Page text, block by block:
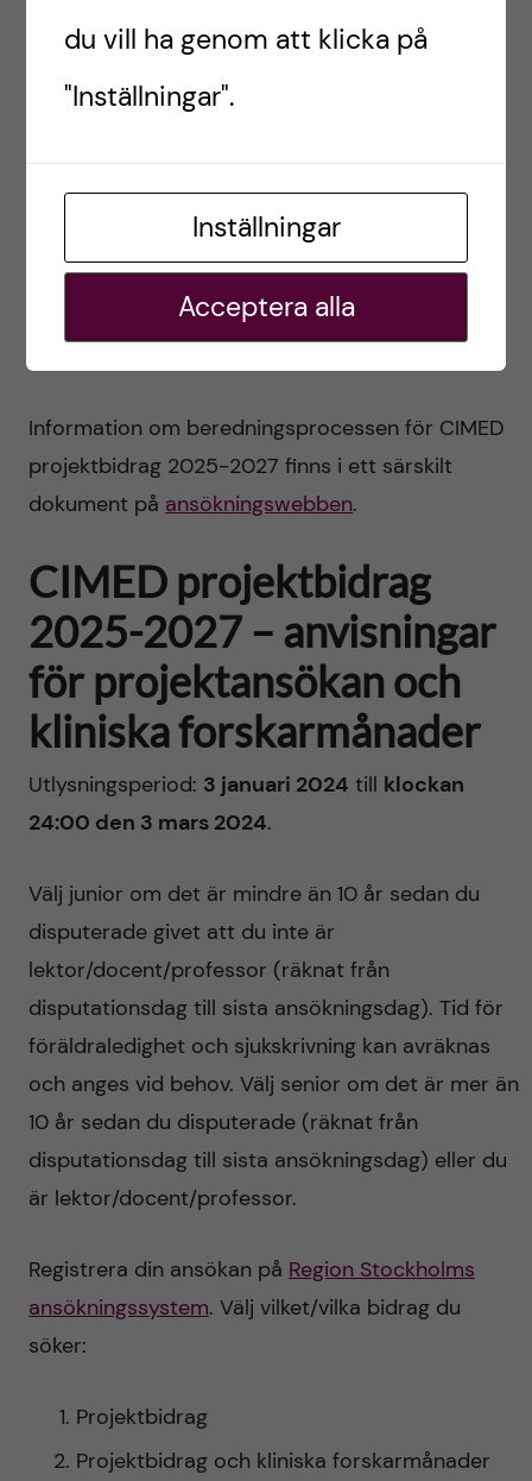
endokrinologi och metabolism).
Grupp 3: Cellterapi, stamceller, pediatrik,
regenerativ medicin, rörelseorganens sjukdomar
och transplantation och njurmedicin.
Grupp 4: Åldrandets sjukdomar, psykiska
sjukdomar, odontologi, vårdvetenskap,
Information om beredningsprocessen för CIMED
projektbidrag 2025-2027 finns i ett särskilt
dokument på ansökningswebben.
CIMED projektbidrag
2025-2027 – anvisningar
för projektansökan och
kliniska forskarmånader
Utlysningsperiod: 3 januari 2024 till klockan
24:00 den 3 mars 2024.
Välj junior om det är mindre än 10 år sedan du
disputerade givet att du inte är
lektor/docent/professor (räknat från
disputationsdag till sista ansökningsdag). Tid för
föräldraledighet och sjukskrivning kan avräknas
och anges vid behov. Välj senior om det är mer än
10 år sedan du disputerade (räknat från
disputationsdag till sista ansökningsdag) eller du
är lektor/docent/professor.
Registrera din ansökan på Region Stockholms
ansökningssystem. Välj vilket/vilka bidrag du
söker:
Projektbidrag
Projektbidrag och kliniska forskarmånader
du vill ha genom att klicka på
"Inställningar".
Inställningar
Acceptera alla